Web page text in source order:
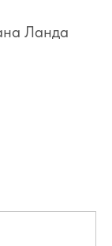
Ланда